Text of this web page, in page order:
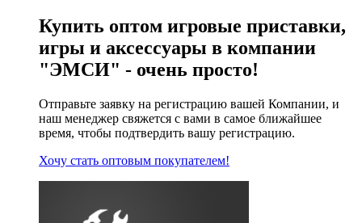
Купить оптом игровые приставки,
игры и аксессуары в компании
"ЭМСИ" - очень просто!
Отправьте заявку на регистрацию вашей Компании, и
наш менеджер свяжется с вами в самое ближайшее
время, чтобы подтвердить вашу регистрацию.
Хочу стать оптовым покупателем!